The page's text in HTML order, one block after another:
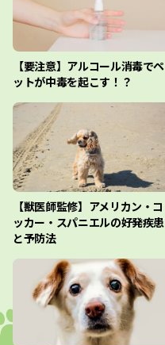
【要注意】アルコール消毒でペ
ットが中毒を起こす！？
【獣医師監修】アメリカン・コ
ッカー・スパニエルの好発疾患
と予防法